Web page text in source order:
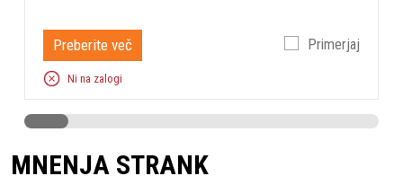
Preberite več Primerjaj
Ni na zalogi
MNENJA STRANK